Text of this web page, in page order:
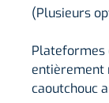
(Plusieurs
Plateformes
entièrement
caoutchouc